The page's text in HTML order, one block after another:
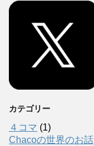
カテゴリー
４コマ (1)
Chacoの世界のお話